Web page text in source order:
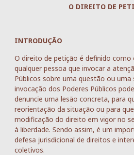
O DIREITO DE
INTRODUÇÃO
O direito de petição é definido como
qualquer pessoa que invocar a
Públicos sobre uma questão ou uma
invocação dos Poderes Públicos
denuncie uma lesão concreta, para
reorientação da situação ou para
modificação do direito em vigor no
à liberdade. Sendo assim, é um
defesa jurisdicional de direitos e
coletivos.